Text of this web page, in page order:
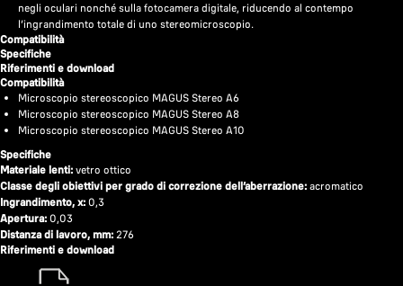
negli oculari nonché sulla fotocamera digitale, riducendo al contempo
l’ingrandimento totale di uno stereomicroscopio.
Compatibilità
Specifiche
Riferimenti e download
Compatibilità
Microscopio stereoscopico MAGUS Stereo A6
Microscopio stereoscopico MAGUS Stereo A8
Microscopio stereoscopico MAGUS Stereo A10
Specifiche
Materiale lenti: vetro ottico
Classe degli obiettivi per grado di correzione dell’aberrazione: acromatico
Ingrandimento, x: 0,3
Apertura: 0,03
Distanza di lavoro, mm: 276
Riferimenti e download